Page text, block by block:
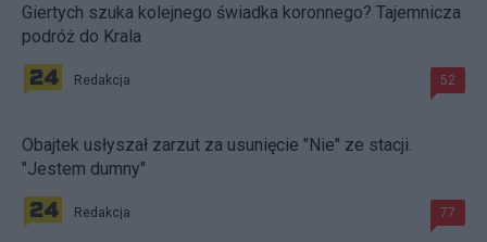
Giertych szuka kolejnego świadka koronnego? Tajemnicza
podróż do Krala
Redakcja 52
Obajtek usłyszał zarzut za usunięcie "Nie" ze stacji.
"Jestem dumny"
Redakcja 77